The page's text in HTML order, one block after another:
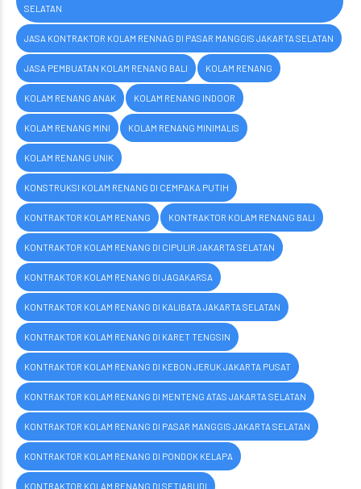
SELATAN
JASA KONTRAKTOR KOLAM RENNAG DI PASAR MANGGIS JAKARTA SELATAN
JASA PEMBUATAN KOLAM RENANG BALI KOLAM RENANG
KOLAM RENANG ANAK KOLAM RENANG INDOOR
KOLAM RENANG MINI KOLAM RENANG MINIMALIS
KOLAM RENANG UNIK
KONSTRUKSI KOLAM RENANG DI CEMPAKA PUTIH
KONTRAKTOR KOLAM RENANG KONTRAKTOR KOLAM RENANG BALI
KONTRAKTOR KOLAM RENANG DI CIPULIR JAKARTA SELATAN
KONTRAKTOR KOLAM RENANG DI JAGAKARSA
KONTRAKTOR KOLAM RENANG DI KALIBATA JAKARTA SELATAN
KONTRAKTOR KOLAM RENANG DI KARET TENGSIN
KONTRAKTOR KOLAM RENANG DI KEBON JERUK JAKARTA PUSAT
KONTRAKTOR KOLAM RENANG DI MENTENG ATAS JAKARTA SELATAN
KONTRAKTOR KOLAM RENANG DI PASAR MANGGIS JAKARTA SELATAN
KONTRAKTOR KOLAM RENANG DI PONDOK KELAPA
KONTRAKTOR KOLAM RENANG DI SETIABUDI